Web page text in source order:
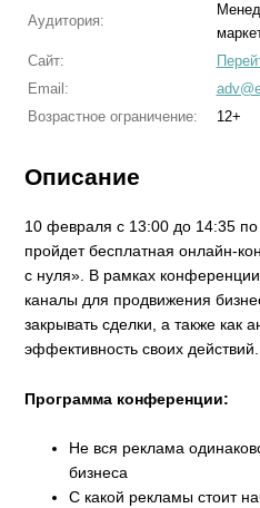
Аудитория:
Сайт:
Email:
Возрастное ограничение:
12+
Описание
10 февраля с 13:00 до 14:35
пройдет бесплатная онлайн-
с нуля». В рамках
каналы для продвижения
закрывать сделки, а также как
эффективность своих действий.
Программа конференции:
Не вся реклама
бизнеса
С какой рекламы стоит